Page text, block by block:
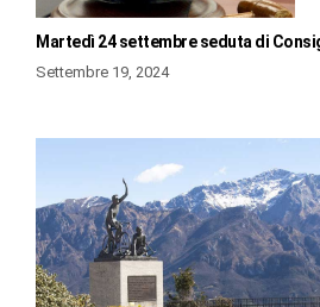
Martedì 24 settembre seduta di
Settembre 19, 2024